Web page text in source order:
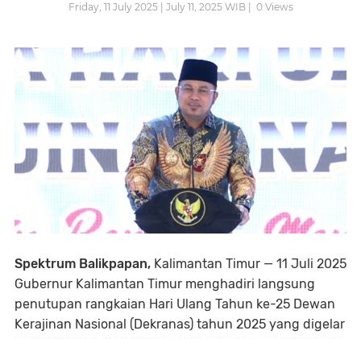
Friday, 11 July 2025 | July 11, 2025 WIB | 0Views
Spektrum Balikpapan, Kalimantan Timur — 11 Juli 2025
Gubernur Kalimantan Timur menghadiri langsung
penutupan rangkaian Hari Ulang Tahun ke-25 Dewan
Kerajinan Nasional (Dekranas) tahun 2025 yang digelar